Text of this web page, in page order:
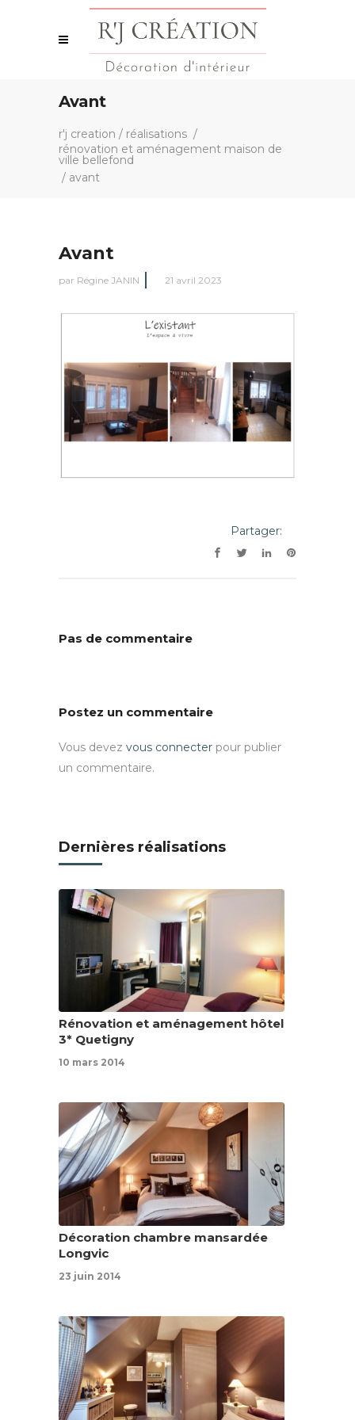
Avant
r'j creation / réalisations /
rénovation et aménagement maison de
ville bellefond
/ avant
Avant
par Régine JANIN 21 avril 2023
Partager:
Pas de commentaire
Postez un commentaire
Vous devez vous connecter pour publier
un commentaire.
Dernières réalisations
Rénovation et aménagement hôtel
3* Quetigny
10 mars 2014
Décoration chambre mansardée
Longvic
23 juin 2014